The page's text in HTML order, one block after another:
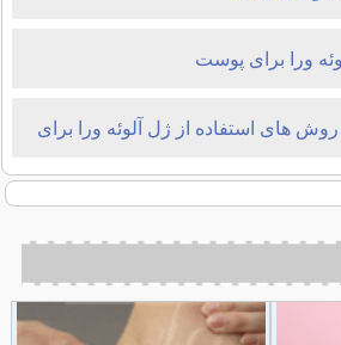
ورا برای پوست
های استفاده از ژل آلوئه ورا برای